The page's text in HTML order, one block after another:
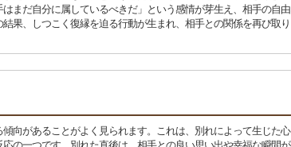
まだ自分に属しているべきだ」という感情が芽生え、相手の自由
果、しつこく復縁を迫る行動が生まれ、相手との関係を再び取り
向があることがよく見られます。これは、別れによって生じた心